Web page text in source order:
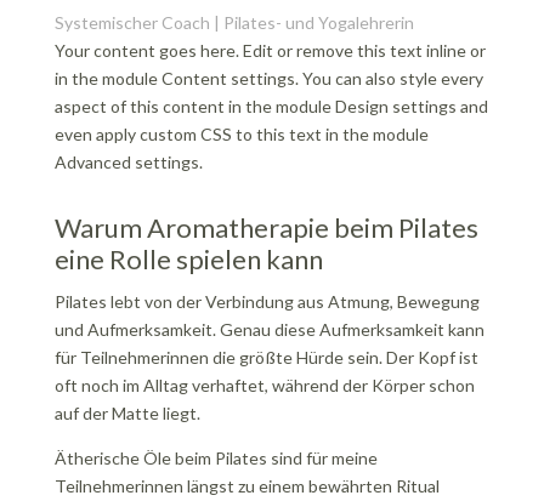
Systemischer Coach | Pilates- und Yogalehrerin
Your content goes here. Edit or remove this text inline or
in the module Content settings. You can also style every
aspect of this content in the module Design settings and
even apply custom CSS to this text in the module
Advanced settings.
Warum Aromatherapie beim Pilates
eine Rolle spielen kann
Pilates lebt von der Verbindung aus Atmung, Bewegung
und Aufmerksamkeit. Genau diese Aufmerksamkeit kann
für Teilnehmerinnen die größte Hürde sein. Der Kopf ist
oft noch im Alltag verhaftet, während der Körper schon
auf der Matte liegt.
Ätherische Öle beim Pilates sind für meine
Teilnehmerinnen längst zu einem bewährten Ritual